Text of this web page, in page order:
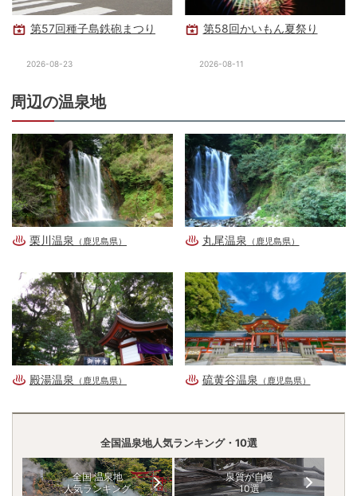
第57回種子島鉄砲まつり
2026-08-23
第58回かいもん夏祭り
2026-08-11
周辺の温泉地
栗川温泉 （鹿児島県） 丸尾温泉 （鹿児島県）
殿湯温泉 （鹿児島県） 硫黄谷温泉 （鹿児島県）
全国温泉地人気ランキング・10選
全国 温泉地
人気ランキング
泉質が自慢
10選